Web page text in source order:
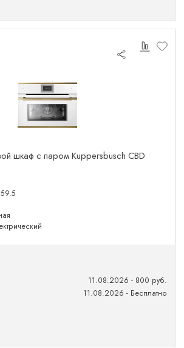
шкаф с паром Kuppersbusch CBD
59.5
11.08.2026 - 800 руб.
11.08.2026 - Бесплатно